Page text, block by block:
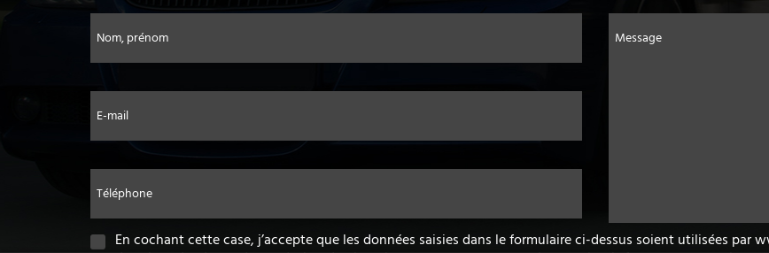
Nom, prénom
E-mail
Téléphone
Message
En cochant cette case, j’accepte que les données saisies dans le formulaire ci-dessus soient utilisées